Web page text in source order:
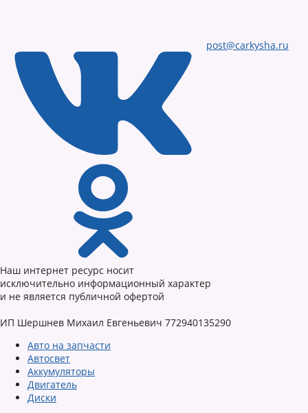
post@carkysha.ru
Наш интернет ресурс носит
исключительно информационный характер
и не является публичной офертой
ИП Шершнев Михаил Евгеньевич 772940135290
Авто на запчасти
Автосвет
Аккумуляторы
Двигатель
Диски